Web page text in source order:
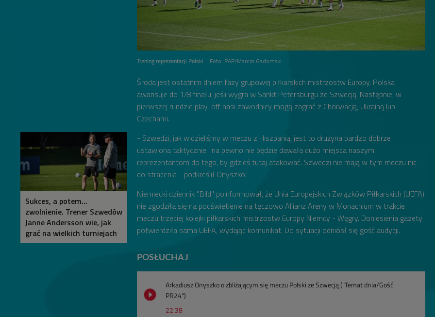
Trening reprezentacji Polski Foto: PAP/Marcin Gadomski
Środa jest ostatnim dniem fazy grupowej piłkarskich mistrzostw Europy. Polska
awansuje do 1/8 finału, jeśli wygra w Sankt Petersburgu ze Szwecją. Następnie, w
pierwszej rundzie play-off nasi zawodnicy mogą zagrać z Chorwacją, Ukrainą lub
Czechami.
Sukces, a potem...
zwolnienie. Trener Szwedów
Janne Andersson wie, jak
grać na wielkich turniejach
- Szwedzi, jak widzieliśmy w meczu z Hiszpanią, jest to drużyna bardzo dobrze
ustawiona taktycznie i na pewno nie będzie dawała dużo miejsca naszym
reprezentantom do tego, by gdzieś tutaj atakować. Szwedzi nie mają w tym meczu nic
do stracenia - podkreślił Onyszko.
Niemiecki dziennik "Bild" poinformował, że Unia Europejskich Związków Piłkarskich (UEFA)
nie zgodziła się na podświetlenie na tęczowo Allianz Areny w Monachium w trakcie
meczu trzeciej kolejki piłkarskich mistrzostw Europy Niemcy - Węgry. Doniesienia gazety
potwierdziła sama UEFA, wydając komunikat. Do sytuacji odniósł się gość audycji.
POSŁUCHAJ
22:38
Arkadiusz Onyszko o zbliżającym się meczu Polski ze Szwecją ("Temat dnia/Gość
PR24")